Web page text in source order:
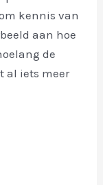
kennis van
aan hoe
de
al iets meer